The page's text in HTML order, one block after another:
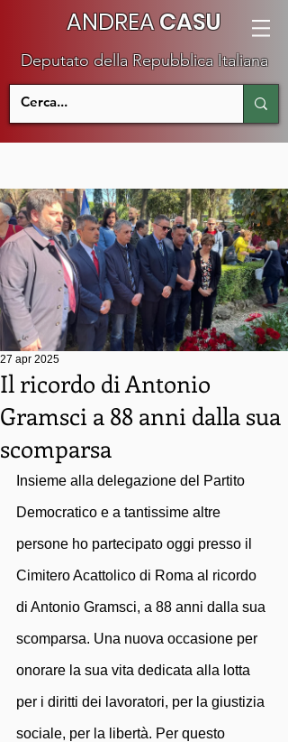
ANDREACASU
Deputato della Repubblica Italiana
Il ricordo di Antonio
Gramsci a 88 anni dalla sua
scomparsa
27 apr 2025
Insieme alla delegazione del Partito
Democratico e a tantissime altre
persone ho partecipato oggi presso il
Cimitero Acattolico di Roma al ricordo
di Antonio Gramsci, a 88 anni dalla sua
scomparsa. Una nuova occasione per
onorare la sua vita dedicata alla lotta
per i diritti dei lavoratori, per la giustizia
sociale, per la libertà. Per questo